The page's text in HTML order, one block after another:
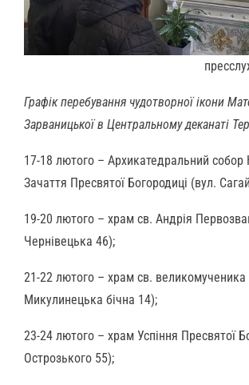
Графік перебування чудотворної ікони
Зарваницької в Центральному деканаті
17-18 лютого – Архикатедральний собор
Зачаття Пресвятої Богородиці (вул.
19-20 лютого – храм св. Андрія
Чернівецька 46);
21-22 лютого – храм св. великомученика
Микулинецька бічна 14);
23-24 лютого – храм Успіння Пресвятої
Острозького 55);